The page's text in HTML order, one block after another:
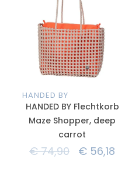
HANDED BY
HANDED BY Flechtkorb
Maze Shopper, deep
carrot
€74,90 € 56,18